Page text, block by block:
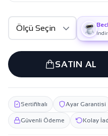
SATIN AL
Sertifikalı Ayar Garantisi
Güvenli Ödeme Kolay